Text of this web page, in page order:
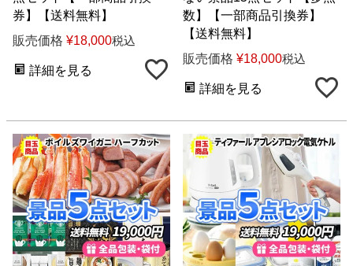
券】【送料無料】
販売価格 ¥18,000税込
詳細を見る
数】【一部商品引換券】
【送料無料】
販売価格 ¥18,000税込
詳細を見る